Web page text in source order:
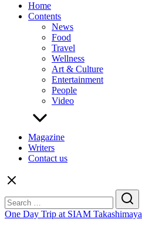
Home
Contents
News
Food
Travel
Wellness
Art & Culture
Entertainment
People
Video
Magazine
Writers
Contact us
for:
One Day Trip at SIAM Takashimaya